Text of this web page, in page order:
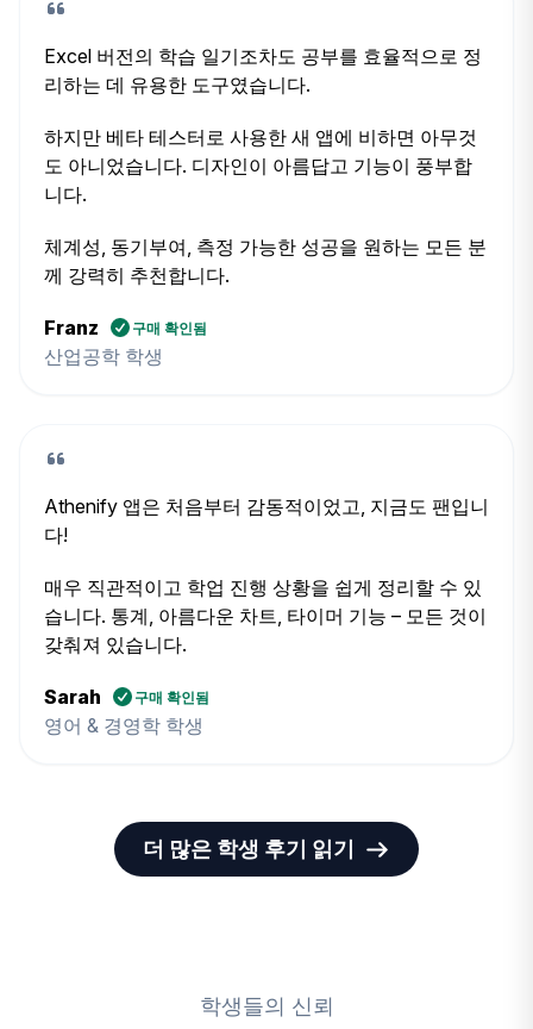
Excel 버전의 학습 일기조차도 공부를 효율적으로 정
리하는 데 유용한 도구였습니다.
하지만 베타 테스터로 사용한 새 앱에 비하면 아무것
도 아니었습니다. 디자인이 아름답고 기능이 풍부합
니다.
체계성, 동기부여, 측정 가능한 성공을 원하는 모든 분
께 강력히 추천합니다.
Franz 구매 확인됨
산업공학 학생
Athenify 앱은 처음부터 감동적이었고, 지금도 팬입니
다!
매우 직관적이고 학업 진행 상황을 쉽게 정리할 수 있
습니다. 통계, 아름다운 차트, 타이머 기능 – 모든 것이
갖춰져 있습니다.
Sarah 구매 확인됨
영어 & 경영학 학생
더 많은 학생 후기 읽기
학생들의 신뢰